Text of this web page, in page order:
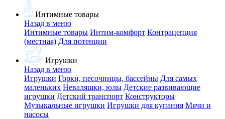
Интимные товары
Назад в меню
Интимные товары Интим-комфорт Контрацепция
(местная) Для потенции
Игрушки
Назад в меню
Игрушки Горки, песочницы, бассейны Для самых
маленьких Неваляшки, юлы Детские развивающие
игрушки Детский транспорт Конструкторы
Музыкальные игрушки Игрушки для купания Мячи и
насосы